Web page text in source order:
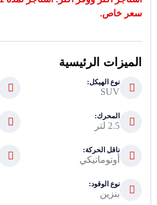
سعر خاص.
الميزات الرئيسية
نوع الهيكل:
SUV
المحرك:
2.5 لتر
ناقل الحركة:
أوتوماتيكي
نوع الوقود:
بنزين